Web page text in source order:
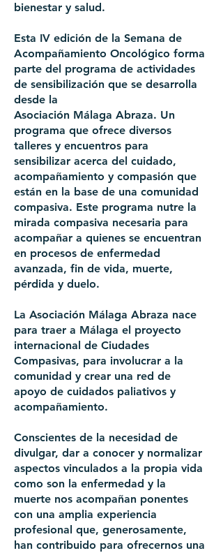
bienestar y salud.
Esta IV edición de la Semana de
Acompañamiento Oncológico forma
parte del programa de actividades
de sensibilización que se desarrolla
desde la
Asociación Málaga Abraza. Un
programa que ofrece diversos
talleres y encuentros para
sensibilizar acerca del cuidado,
acompañamiento y compasión que
están en la base de una comunidad
compasiva. Este programa nutre la
mirada compasiva necesaria para
acompañar a quienes se encuentran
en procesos de enfermedad
avanzada, fin de vida, muerte,
pérdida y duelo.
La Asociación Málaga Abraza nace
para traer a Málaga el proyecto
internacional de Ciudades
Compasivas, para involucrar a la
comunidad y crear una red de
apoyo de cuidados paliativos y
acompañamiento.
Conscientes de la necesidad de
divulgar, dar a conocer y normalizar
aspectos vinculados a la propia vida
como son la enfermedad y la
muerte nos acompañan ponentes
con una amplia experiencia
profesional que, generosamente,
han contribuido para ofrecernos una